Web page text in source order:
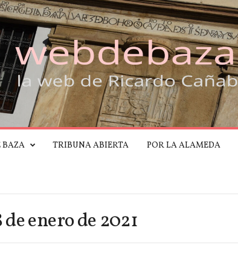
BAZA TRIBUNA ABIERTA POR LA ALAMEDA
enero de 2021